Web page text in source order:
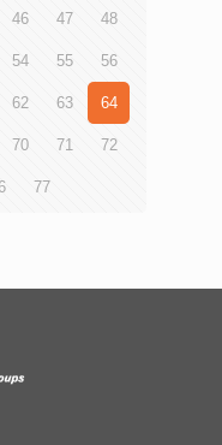
46 47 48
54 55 56
62 63 64
70 71 72
77